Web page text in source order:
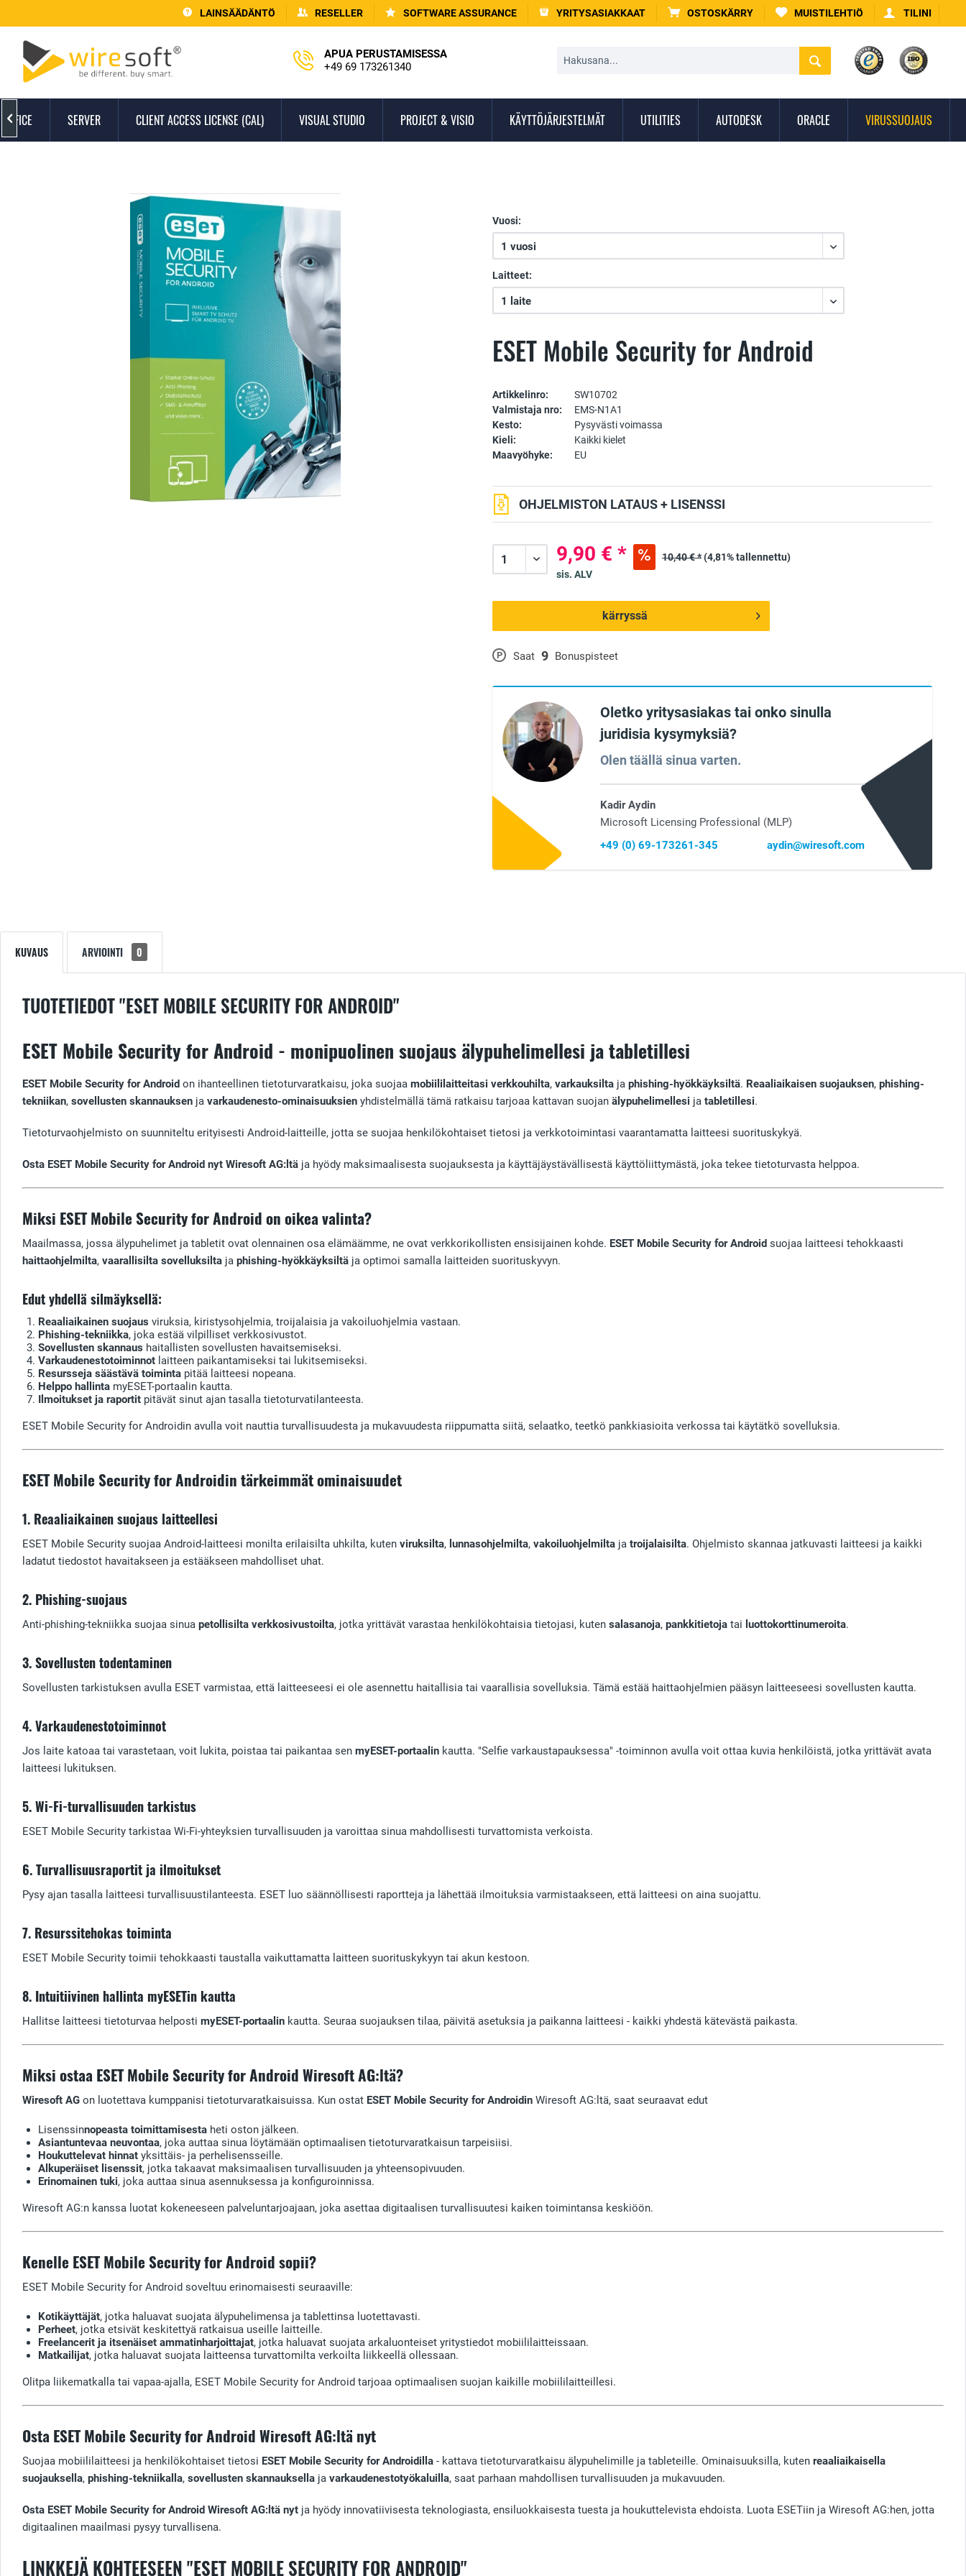
LAINSÄÄDÄNTÖ RESELLER SOFTWARE ASSURANCE YRITYSASIAKKAAT OSTOSKÄRRY MUISTILEHTIÖ TILINI
APUA PERUSTAMISESSA
+49 69 173261340
OFFICE SERVER CLIENT ACCESS LICENSE (CAL) VISUAL STUDIO PROJECT & VISIO KÄYTTÖJÄRJESTELMÄT UTILITIES AUTODESK ORACLE VIRUSSUOJAUS

ESET Mobile Security for Android
Vuosi:
Laitteet:
Artikkelinro:
SW10702
Valmistaja nro:
EMS-N1A1
Kesto:
Pysyvästi voimassa
Kieli:
Kaikki kielet
Maavyöhyke:
EU
P Saat 9 Bonuspisteet
OHJELMISTON LATAUS + LISENSSI
9,90 € * 10,40 € *(4,81% tallennettu)
sis. ALV
kärryssä
Oletko yritysasiakas tai onko sinulla
juridisia kysymyksiä?
Olen täällä sinua varten.
Kadir Aydin
Microsoft Licensing Professional (MLP)
+49 (0) 69-173261-345
aydin@wiresoft.com
KUVAUS ARVIOINTI 0
TUOTETIEDOT "ESET MOBILE SECURITY FOR ANDROID"
ESET Mobile Security for Android - monipuolinen suojaus älypuhelimellesi ja tabletillesi
ESET Mobile Security for Android on ihanteellinen tietoturvaratkaisu, joka suojaa mobiililaitteitasi verkkouhilta, varkauksilta ja phishing-hyökkäyksiltä. Reaaliaikaisen suojauksen, phishing-
tekniikan, sovellusten skannauksen ja varkaudenesto-ominaisuuksien yhdistelmällä tämä ratkaisu tarjoaa kattavan suojan älypuhelimellesi ja tabletillesi.
Tietoturvaohjelmisto on suunniteltu erityisesti Android-laitteille, jotta se suojaa henkilökohtaiset tietosi ja verkkotoimintasi vaarantamatta laitteesi suorituskykyä.
Osta ESET Mobile Security for Android nyt Wiresoft AG:ltä ja hyödy maksimaalisesta suojauksesta ja käyttäjäystävällisestä käyttöliittymästä, joka tekee tietoturvasta helppoa.
Miksi ESET Mobile Security for Android on oikea valinta?
Maailmassa, jossa älypuhelimet ja tabletit ovat olennainen osa elämäämme, ne ovat verkkorikollisten ensisijainen kohde. ESET Mobile Security for Android suojaa laitteesi tehokkaasti
haittaohjelmilta, vaarallisilta sovelluksilta ja phishing-hyökkäyksiltä ja optimoi samalla laitteiden suorituskyvyn.
Edut yhdellä silmäyksellä:
Reaaliaikainen suojaus viruksia, kiristysohjelmia, troijalaisia ja vakoiluohjelmia vastaan.
Phishing-tekniikka, joka estää vilpilliset verkkosivustot.
Sovellusten skannaus haitallisten sovellusten havaitsemiseksi.
Varkaudenestotoiminnot laitteen paikantamiseksi tai lukitsemiseksi.
Resursseja säästävä toiminta pitää laitteesi nopeana.
Helppo hallinta myESET-portaalin kautta.
Ilmoitukset ja raportit pitävät sinut ajan tasalla tietoturvatilanteesta.
ESET Mobile Security for Androidin avulla voit nauttia turvallisuudesta ja mukavuudesta riippumatta siitä, selaatko, teetkö pankkiasioita verkossa tai käytätkö sovelluksia.
ESET Mobile Security for Androidin tärkeimmät ominaisuudet
1. Reaaliaikainen suojaus laitteellesi
ESET Mobile Security suojaa Android-laitteesi monilta erilaisilta uhkilta, kuten viruksilta, lunnasohjelmilta, vakoiluohjelmilta ja troijalaisilta. Ohjelmisto skannaa jatkuvasti laitteesi ja kaikki
ladatut tiedostot havaitakseen ja estääkseen mahdolliset uhat.
2. Phishing-suojaus
Anti-phishing-tekniikka suojaa sinua petollisilta verkkosivustoilta, jotka yrittävät varastaa henkilökohtaisia tietojasi, kuten salasanoja, pankkitietoja tai luottokorttinumeroita.
3. Sovellusten todentaminen
Sovellusten tarkistuksen avulla ESET varmistaa, että laitteeseesi ei ole asennettu haitallisia tai vaarallisia sovelluksia. Tämä estää haittaohjelmien pääsyn laitteeseesi sovellusten kautta.
4. Varkaudenestotoiminnot
Jos laite katoaa tai varastetaan, voit lukita, poistaa tai paikantaa sen myESET-portaalin kautta. "Selfie varkaustapauksessa" -toiminnon avulla voit ottaa kuvia henkilöistä, jotka yrittävät avata
laitteesi lukituksen.
5. Wi-Fi-turvallisuuden tarkistus
ESET Mobile Security tarkistaa Wi-Fi-yhteyksien turvallisuuden ja varoittaa sinua mahdollisesti turvattomista verkoista.
6. Turvallisuusraportit ja ilmoitukset
Pysy ajan tasalla laitteesi turvallisuustilanteesta. ESET luo säännöllisesti raportteja ja lähettää ilmoituksia varmistaakseen, että laitteesi on aina suojattu.
7. Resurssitehokas toiminta
ESET Mobile Security toimii tehokkaasti taustalla vaikuttamatta laitteen suorituskykyyn tai akun kestoon.
8. Intuitiivinen hallinta myESETin kautta
Hallitse laitteesi tietoturvaa helposti myESET-portaalin kautta. Seuraa suojauksen tilaa, päivitä asetuksia ja paikanna laitteesi - kaikki yhdestä kätevästä paikasta.
Miksi ostaa ESET Mobile Security for Android Wiresoft AG:ltä?
Wiresoft AG on luotettava kumppanisi tietoturvaratkaisuissa. Kun ostat ESET Mobile Security for Androidin Wiresoft AG:ltä, saat seuraavat edut
Lisenssinnopeasta toimittamisesta heti oston jälkeen.
Asiantuntevaa neuvontaa, joka auttaa sinua löytämään optimaalisen tietoturvaratkaisun tarpeisiisi.
Houkuttelevat hinnat yksittäis- ja perhelisensseille.
Alkuperäiset lisenssit, jotka takaavat maksimaalisen turvallisuuden ja yhteensopivuuden.
Erinomainen tuki, joka auttaa sinua asennuksessa ja konfiguroinnissa.
Wiresoft AG:n kanssa luotat kokeneeseen palveluntarjoajaan, joka asettaa digitaalisen turvallisuutesi kaiken toimintansa keskiöön.
Kenelle ESET Mobile Security for Android sopii?
ESET Mobile Security for Android soveltuu erinomaisesti seuraaville:
Kotikäyttäjät, jotka haluavat suojata älypuhelimensa ja tablettinsa luotettavasti.
Perheet, jotka etsivät keskitettyä ratkaisua useille laitteille.
Freelancerit ja itsenäiset ammatinharjoittajat, jotka haluavat suojata arkaluonteiset yritystiedot mobiililaitteissaan.
Matkailijat, jotka haluavat suojata laitteensa turvattomilta verkoilta liikkeellä ollessaan.
Olitpa liikematkalla tai vapaa-ajalla, ESET Mobile Security for Android tarjoaa optimaalisen suojan kaikille mobiililaitteillesi.
Osta ESET Mobile Security for Android Wiresoft AG:ltä nyt
Suojaa mobiililaitteesi ja henkilökohtaiset tietosi ESET Mobile Security for Androidilla - kattava tietoturvaratkaisu älypuhelimille ja tableteille. Ominaisuuksilla, kuten reaaliaikaisella
suojauksella, phishing-tekniikalla, sovellusten skannauksella ja varkaudenestotyökaluilla, saat parhaan mahdollisen turvallisuuden ja mukavuuden.
Osta ESET Mobile Security for Android Wiresoft AG:ltä nyt ja hyödy innovatiivisesta teknologiasta, ensiluokkaisesta tuesta ja houkuttelevista ehdoista. Luota ESETiin ja Wiresoft AG:hen, jotta
digitaalinen maailmasi pysyy turvallisena.
LINKKEJÄ KOHTEESEEN "ESET MOBILE SECURITY FOR ANDROID"